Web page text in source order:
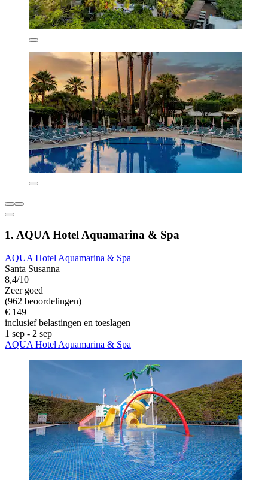
1. AQUA Hotel Aquamarina & Spa
AQUA Hotel Aquamarina & Spa
Santa Susanna
8,4/10
Zeer goed
(962 beoordelingen)
€ 149
inclusief belastingen en toeslagen
1 sep - 2 sep
AQUA Hotel Aquamarina & Spa